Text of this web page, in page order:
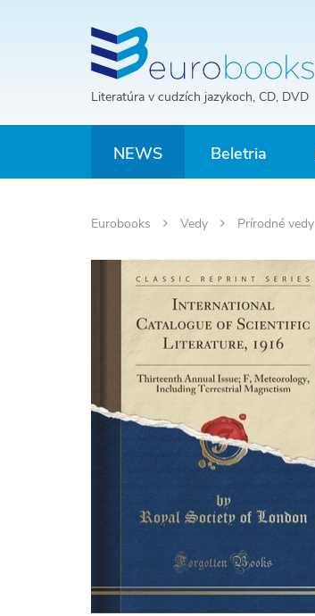
Literatúra v cudzích jazykoch, CD, DVD
NEWS Beletria
Eurobooks Vedy Prírodné vedy